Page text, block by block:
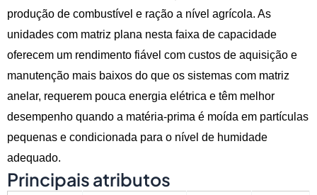
produção de combustível e ração a nível agrícola. As
unidades com matriz plana nesta faixa de capacidade
oferecem um rendimento fiável com custos de aquisição e
manutenção mais baixos do que os sistemas com matriz
anelar, requerem pouca energia elétrica e têm melhor
desempenho quando a matéria-prima é moída em partículas
pequenas e condicionada para o nível de humidade
adequado.
Principais atributos